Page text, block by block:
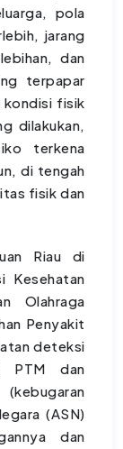
pola
jarang
dan
terpapar
kondisi fisik
dilakukan,
terkena
di tengah
fisik dan
Riau di
Kesehatan
Olahraga
Penyakit
deteksi
PTM dan
(ASN)
dan